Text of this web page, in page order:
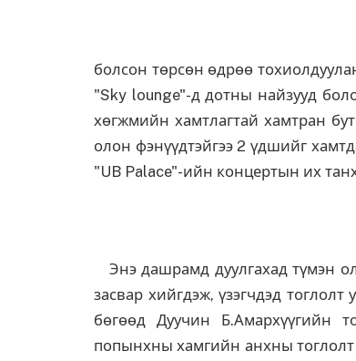
болсон төрсөн өдрөө
"Sky lounge"-д дотны найзууд
хөгжмийн хамтлагтай хамтран
олон фэнүүдтэйгээ 2 үдшийг
"UB Palace"-ийн концертын их
Энэ дашрамд дуулгахад түмэн
засвар хийгдэж, үзэгчдэд
бөгөөд Дуучин Б.Амархүүгийн
попынхны хамгийн анхны тоглолт